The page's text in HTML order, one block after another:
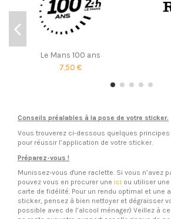
Le Mans 100 ans
7,50 €
Conseils préalables à la pose de votre sticker.
Vous trouverez ci-dessous quelques
pour réussir l’application de votre sticker.
Préparez-vous !
Munissez-vous d'une raclette. Si vous n’avez
pouvez vous en procurer une ici ou utiliser
carte de fidélité. Pour un rendu optimal et une
sticker, pensez à bien nettoyer et dégraisser
possible avec de l’alcool ménager) Veillez à